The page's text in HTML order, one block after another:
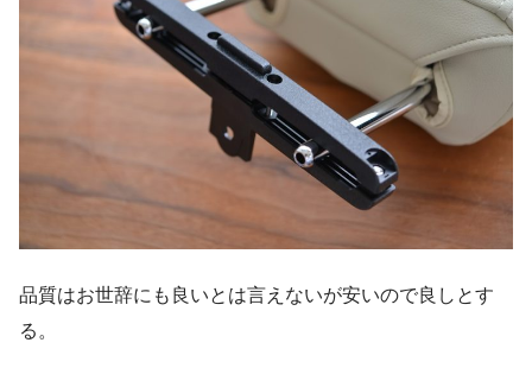
品質はお世辞にも良いとは言えないが安いので良しとす
る。